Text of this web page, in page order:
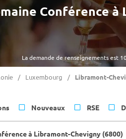
La demande de renseignements est
Conférence à
Luxembourg Libramont-
Nouveaux RSE
à Libramont-Chevigny (6800)